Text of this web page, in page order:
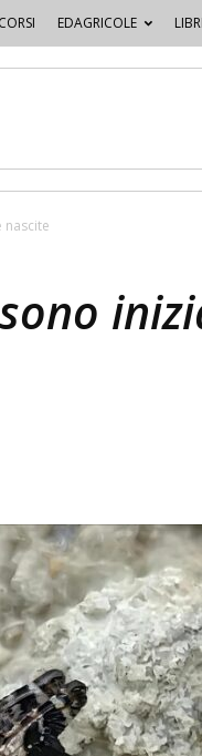
CORSI EDAGRICOLE LIBRI
nascite